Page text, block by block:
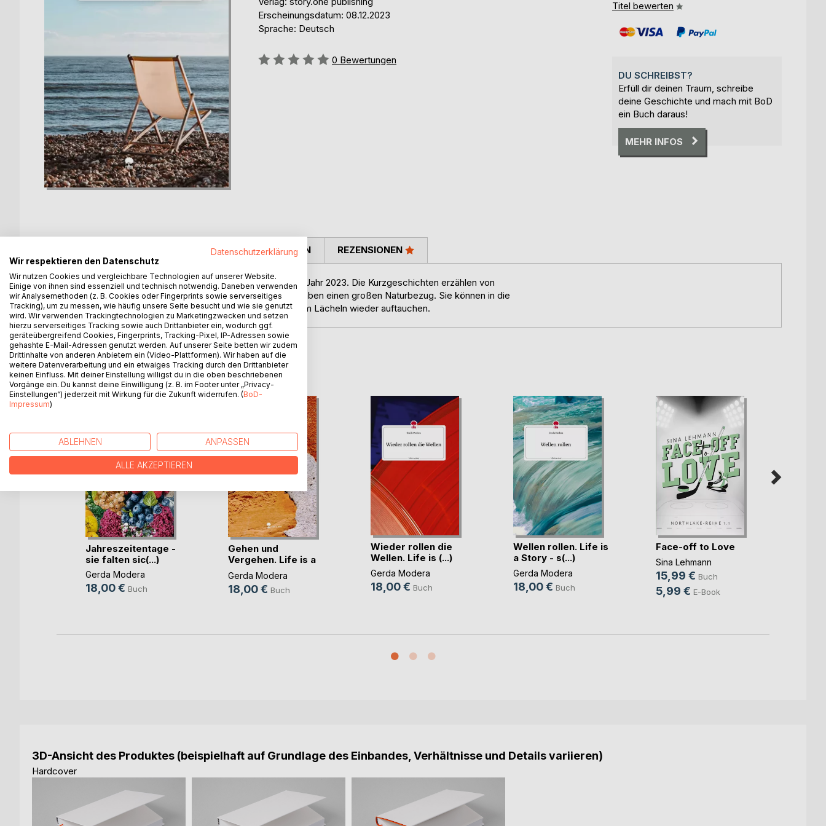
Erscheinungsdatum: 08.12.2023
Sprache: Deutsch
Bewertung::
0 Bewertungen
Titel bewerten
DU SCHREIBST?
Erfüll dir deinen Traum, schreibe
deine Geschichte und mach mit BoD
ein Buch daraus!
MEHR INFOS
Berührendes, Bewegendes, Selbstironisches durch mein Jahr 2023. Die Kurzgeschichten erzählen von
Begegnungen und Orten am Wasser und anderswo und haben einen großen Naturbezug. Sie können in die
Gefühlswelt der Autorin eintauchen und vielleicht mit einem Lächeln wieder auftauchen.
PRESSESTIMMEN REZENSIONEN
WEITERE TITEL BEIBoD
Jahreszeitentage -
sie falten sic(...)
Gerda Modera
18,00 € Buch
Gehen und
Vergehen. Life is a
Stor(...)
Gerda Modera
18,00 € Buch
Wieder rollen die
Wellen. Life is (...)
Gerda Modera
18,00 € Buch
Wellen rollen. Life is
a Story - s(...)
Gerda Modera
18,00 € Buch
Face-off to Love
Sina Lehmann
15,99 € Buch
5,99 € E-Book
3D-Ansicht des Produktes (beispielhaft auf Grundlage des Einbandes, Verhältnisse und Details variieren)
Hardcover
Datenschutzerklärung
Wir respektieren den Datenschutz
Wir nutzen Cookies und vergleichbare Technologien auf unserer Website.
Einige von ihnen sind essenziell und technisch notwendig. Daneben verwenden
wir Analysemethoden (z. B. Cookies oder Fingerprints sowie serverseitiges
Tracking), um zu messen, wie häufig unsere Seite besucht und wie sie genutzt
wird. Wir verwenden Trackingtechnologien zu Marketingzwecken und setzen
hierzu serverseitiges Tracking sowie auch Drittanbieter ein, wodurch ggf.
geräteübergreifend Cookies, Fingerprints, Tracking-Pixel, IP-Adressen sowie
gehashte E-Mail-Adressen genutzt werden. Auf unserer Seite betten wir zudem
Drittinhalte von anderen Anbietern ein (Video-Plattformen). Wir haben auf die
weitere Datenverarbeitung und ein etwaiges Tracking durch den Drittanbieter
keinen Einfluss. Mit deiner Einstellung willigst du in die oben beschriebenen
Vorgänge ein. Du kannst deine Einwilligung (z. B. im Footer unter „Privacy-
Einstellungen“) jederzeit mit Wirkung für die Zukunft widerrufen. (BoD-
Impressum)
ABLEHNEN ANPASSEN
ALLE AKZEPTIEREN